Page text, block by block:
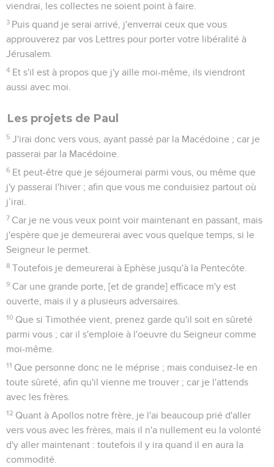
viendrai, les collectes ne soient point à faire.
3 Puis quand je serai arrivé, j'enverrai ceux que vous
approuverez par vos Lettres pour porter votre libéralité à
Jérusalem.
4 Et s'il est à propos que j'y aille moi-même, ils viendront
aussi avec moi.
Les projets de Paul
5 J'irai donc vers vous, ayant passé par la Macédoine ; car je
passerai par la Macédoine.
6 Et peut-être que je séjournerai parmi vous, ou même que
j'y passerai l'hiver ; afin que vous me conduisiez partout où
j’irai.
7 Car je ne vous veux point voir maintenant en passant, mais
j'espère que je demeurerai avec vous quelque temps, si le
Seigneur le permet.
8 Toutefois je demeurerai à Ephèse jusqu'à la Pentecôte.
9 Car une grande porte, [et de grande] efficace m'y est
ouverte, mais il y a plusieurs adversaires.
10 Que si Timothée vient, prenez garde qu'il soit en sûreté
parmi vous ; car il s'emploie à l'oeuvre du Seigneur comme
moi-même.
11 Que personne donc ne le méprise ; mais conduisez-le en
toute sûreté, afin qu'il vienne me trouver ; car je l'attends
avec les frères.
12 Quant à Apollos notre frère, je l'ai beaucoup prié d'aller
vers vous avec les frères, mais il n'a nullement eu la volonté
d'y aller maintenant : toutefois il y ira quand il en aura la
commodité.